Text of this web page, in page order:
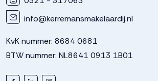
info@kerremansmakelaardij.nl
KvK nummer: 8684 0681
BTW nummer: NL8641 0913 1B01